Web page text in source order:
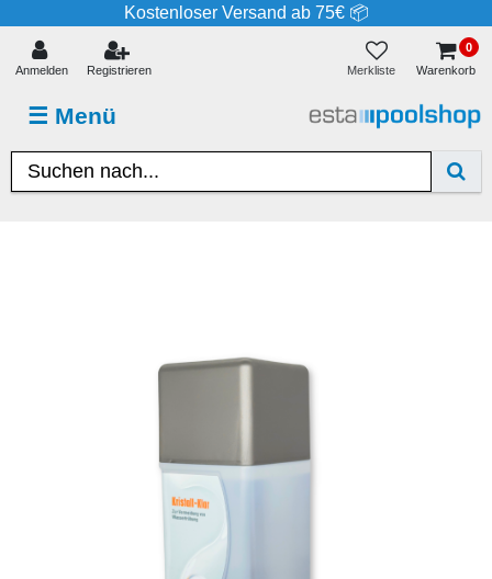
Kostenloser Versand ab 75€ 📦
☰ Menü
Anmelden Registrieren Merkliste
0
Warenkorb